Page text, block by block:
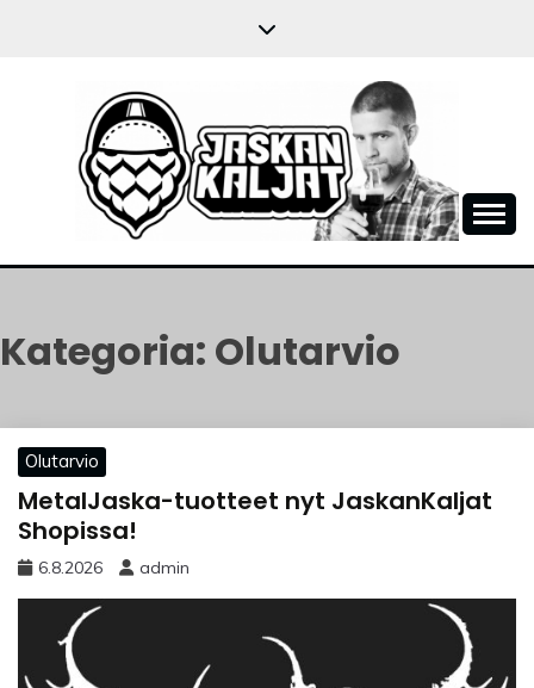
JASKANKALJAT
Kategoria: Olutarvio
Olutarvio
MetalJaska-tuotteet nyt JaskanKaljat
Shopissa!
6.8.2026 admin